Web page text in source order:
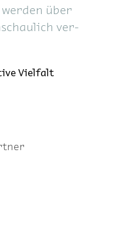
über
ver­
Viel­falt